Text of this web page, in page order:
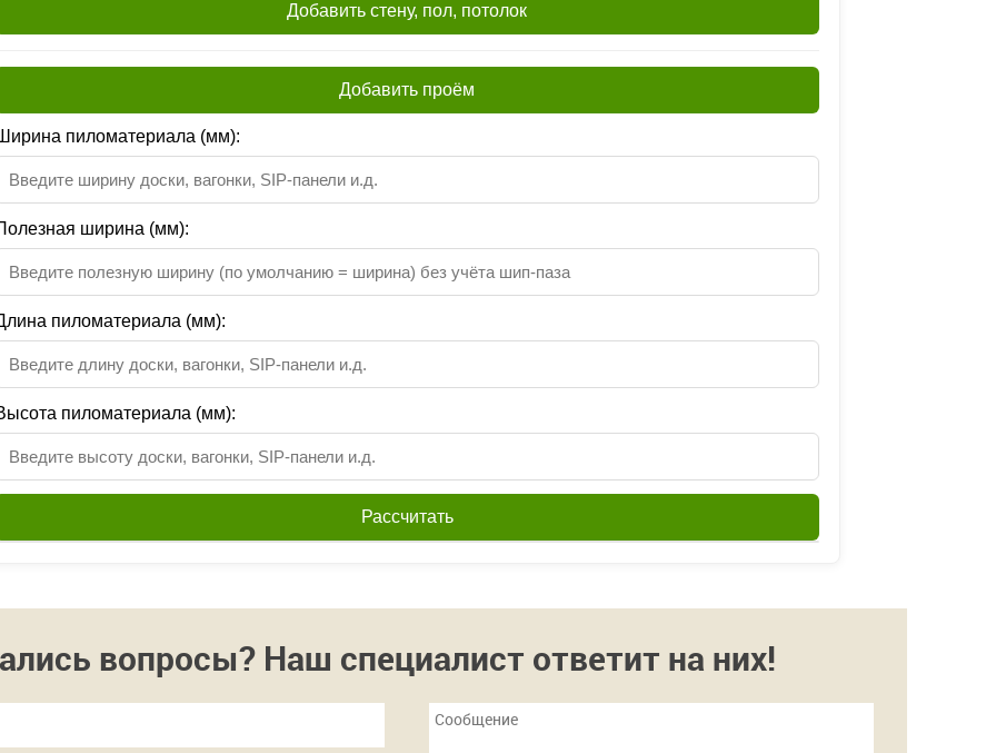
Добавить стену, пол, потолок
Добавить проём
пиломатериала (мм):
ширина (мм):
пиломатериала (мм):
пиломатериала (мм):
Рассчитать
вопросы? Наш специалист ответит на них!